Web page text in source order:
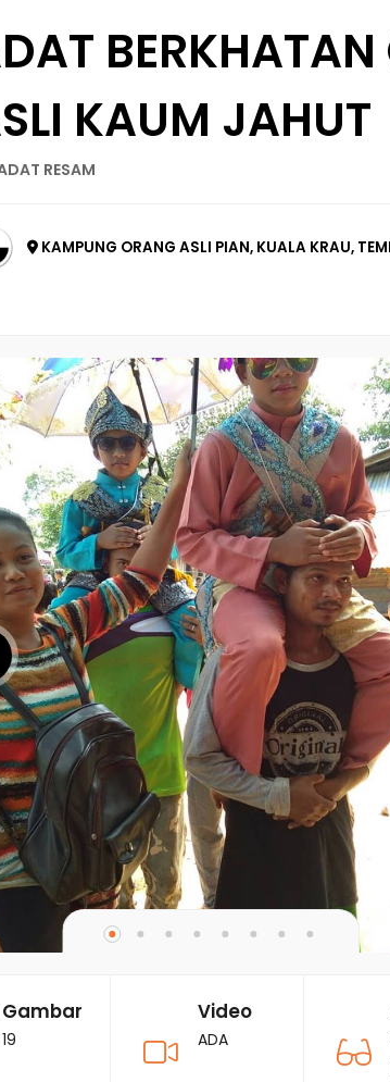
KAUM JAHUT
RESAM
KAMPUNG ORANG ASLI PIAN, KUALA KRAU,
Gambar
19
Video
ADA